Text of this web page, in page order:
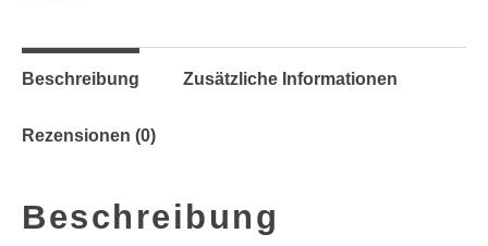
Beschreibung Zusätzliche Informationen
Rezensionen (0)
Beschreibung